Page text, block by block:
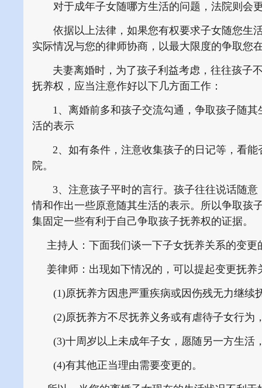
对于成年子女随哪方生活的问题，法院则会
依据以上法律，如果您有权要求子女随您生
实际情况与您的律师协商，以最大限度的争取
夫妻离婚时，为了孩子利益考虑，往往孩子
抚养权，应当注意作好以下几方面工作：
1、离婚前多和孩子交流勾通，争取孩子随其
活的表示
2、如有条件，注意收集孩子的日记等，看能
院。
3、注意孩子平时的言行。孩子往往说话随意
情和作出一些原意随其生活的表示。所以争取孩
集固定一些有利于自己争取孩子抚养权的证据。
主持人：下面我们谈一下子女抚养关系的变更
姜律师：出现如下情况的，可以提起变更抚养
(1)原抚养方因患严重疾病或因伤残无力继续
(2)原抚养方不尽抚养义务或有虐待子女行为
(3)十周岁以上未成年子女，愿随另一方生活
(4)有其他正当理由需要变更的。